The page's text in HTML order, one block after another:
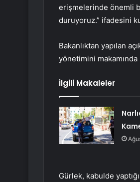
erişmelerinde önemli
duruyoruz.” ifadesini
Bakanlıktan yapılan
yönetimini
İlgili Makaleler
Gürlek, kabulde